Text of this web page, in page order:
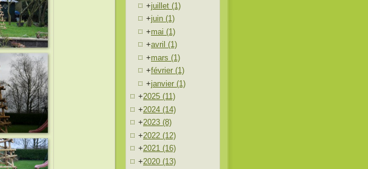
+juillet (1)
+juin (1)
+mai (1)
+avril (1)
+mars (1)
+février (1)
+janvier (1)
+2025 (11)
+2024 (14)
+2023 (8)
+2022 (12)
+2021 (16)
+2020 (13)